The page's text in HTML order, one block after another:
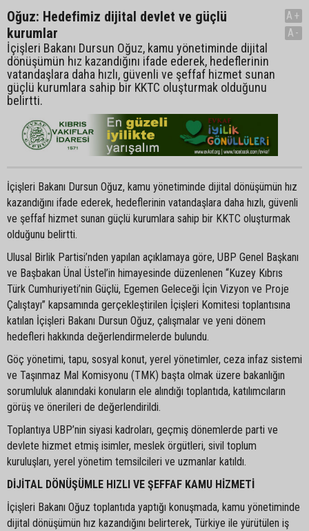
Oğuz: Hedefimiz dijital devlet ve güçlü
kurumlar
İçişleri Bakanı Dursun Oğuz, kamu yönetiminde dijital
dönüşümün hız kazandığını ifade ederek, hedeflerinin
vatandaşlara daha hızlı, güvenli ve şeffaf hizmet sunan
güçlü kurumlara sahip bir KKTC oluşturmak olduğunu
belirtti.
A+
A-
İçişleri Bakanı Dursun Oğuz, kamu yönetiminde dijital dönüşümün hız
kazandığını ifade ederek, hedeflerinin vatandaşlara daha hızlı, güvenli
ve şeffaf hizmet sunan güçlü kurumlara sahip bir KKTC oluşturmak
olduğunu belirtti.
Ulusal Birlik Partisi’nden yapılan açıklamaya göre, UBP Genel Başkanı
ve Başbakan Ünal Üstel’in himayesinde düzenlenen “Kuzey Kıbrıs
Türk Cumhuriyeti’nin Güçlü, Egemen Geleceği İçin Vizyon ve Proje
Çalıştayı” kapsamında gerçekleştirilen İçişleri Komitesi toplantısına
katılan İçişleri Bakanı Dursun Oğuz, çalışmalar ve yeni dönem
hedefleri hakkında değerlendirmelerde bulundu.
Göç yönetimi, tapu, sosyal konut, yerel yönetimler, ceza infaz sistemi
ve Taşınmaz Mal Komisyonu (TMK) başta olmak üzere bakanlığın
sorumluluk alanındaki konuların ele alındığı toplantıda, katılımcıların
görüş ve önerileri de değerlendirildi.
Toplantıya UBP’nin siyasi kadroları, geçmiş dönemlerde parti ve
devlete hizmet etmiş isimler, meslek örgütleri, sivil toplum
kuruluşları, yerel yönetim temsilcileri ve uzmanlar katıldı.
DİJİTAL DÖNÜŞÜMLE HIZLI VE ŞEFFAF KAMU HİZMETİ
İçişleri Bakanı Oğuz toplantıda yaptığı konuşmada, kamu yönetiminde
dijital dönüşümün hız kazandığını belirterek, Türkiye ile yürütülen iş